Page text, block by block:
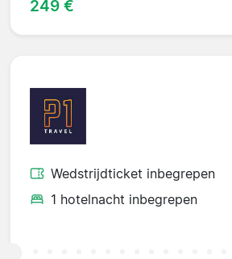
249 €
Wedstrijdticket inbegrepen
1 hotelnacht inbegrepen